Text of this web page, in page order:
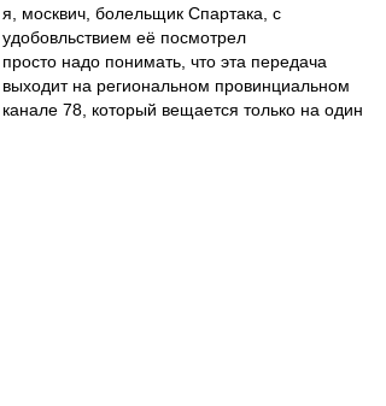
я, москвич, болельщик Спартака, с
удобовльствием её посмотрел
просто надо понимать, что эта передача
выходит на региональном провинциальном
канале 78, который вещается только на один